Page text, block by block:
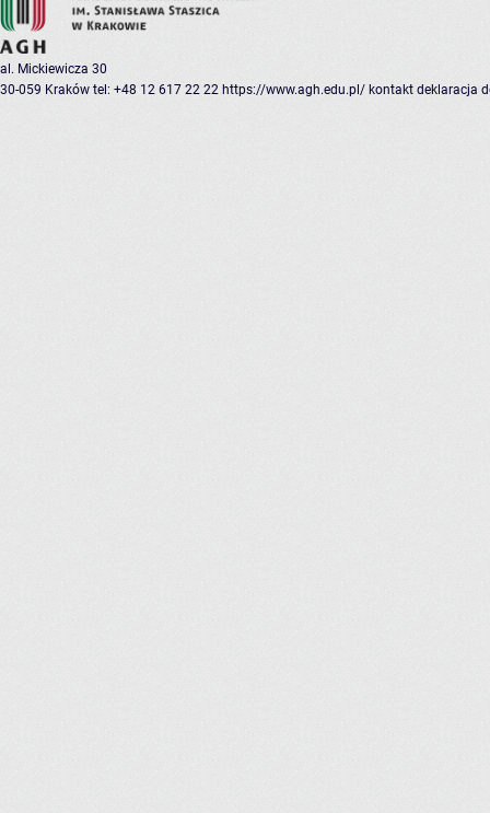
al. Mickiewicza 30
30-059 Kraków tel: +48 12 617 22 22 https://www.agh.edu.pl/ kontakt deklaracja